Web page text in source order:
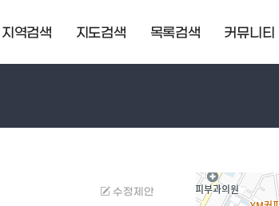
지역검색 지도검색 목록검색 커뮤니티
수정제안